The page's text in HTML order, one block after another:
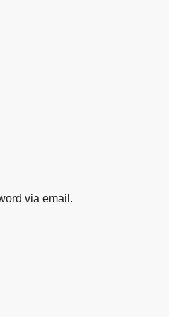
via email.